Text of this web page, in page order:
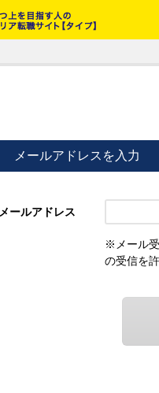
メールアドレスを入力
メールアドレス
※メール
の受信を